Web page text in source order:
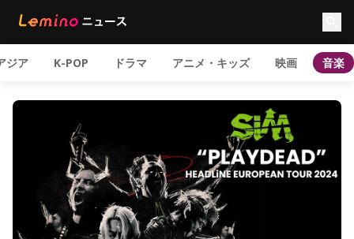
ジア K-POP ドラマ アニメ・キッズ 映画 音楽